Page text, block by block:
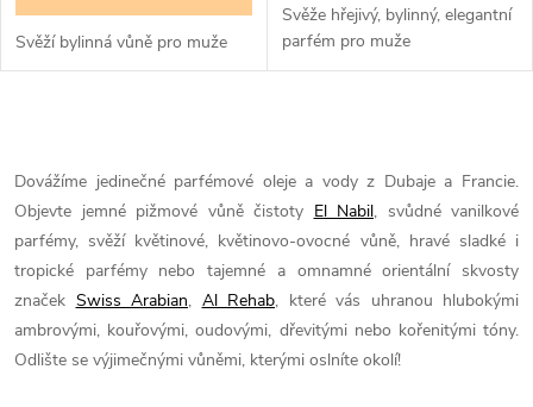
Svěží bylinná vůně pro muže
Svěže hřejivý, bylinný, elegantní
parfém pro muže
v
l
á
d
a
Dovážíme jedinečné parfémové oleje a vody z Dubaje a Francie.
Objevte jemné pižmové vůně čistoty El Nabil, svůdné vanilkové
parfémy, svěží květinové, květinovo-ovocné vůně, hravé sladké i
tropické parfémy nebo tajemné a omnamné orientální skvosty
značek Swiss Arabian, Al Rehab, které vás uhranou hlubokými
ambrovými, kouřovými, oudovými, dřevitými nebo kořenitými tóny.
Odlište se výjimečnými vůněmi, kterými oslníte okolí!